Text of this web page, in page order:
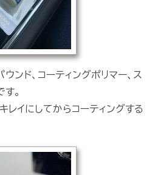
ンド、コーティングポリマー、ス
。
レイにしてからコーティングする